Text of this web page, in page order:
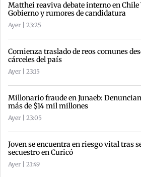
Matthei reaviva debate interno en
Gobierno y rumores de candidatura
Ayer | 23:25
Comienza traslado de reos comunes
cárceles del país
Ayer | 23:15
Millonario fraude en Junaeb:
más de $14 mil millones
Ayer | 23:05
Joven se encuentra en riesgo vital tras
secuestro en Curicó
Ayer | 21:49